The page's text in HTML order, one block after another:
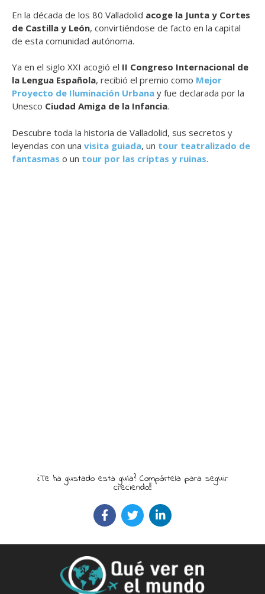
En la década de los 80 Valladolid acoge la Junta y Cortes
de Castilla y León, convirtiéndose de facto en la capital
de esta comunidad autónoma.
Ya en el siglo XXI acogió el II Congreso Internacional de
la Lengua Española, recibió el premio como Mejor
Proyecto de Iluminación Urbana y fue declarada por la
Unesco Ciudad Amiga de la Infancia.
Descubre toda la historia de Valladolid, sus secretos y
leyendas con una visita guiada, un tour teatralizado de
fantasmas o un tour por las criptas y ruinas.
¿Te ha gustado esta guía? Compártela para seguir
creciendo!!